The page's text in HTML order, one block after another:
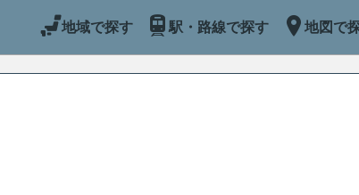
地域で探す 駅・路線で探す 地図で